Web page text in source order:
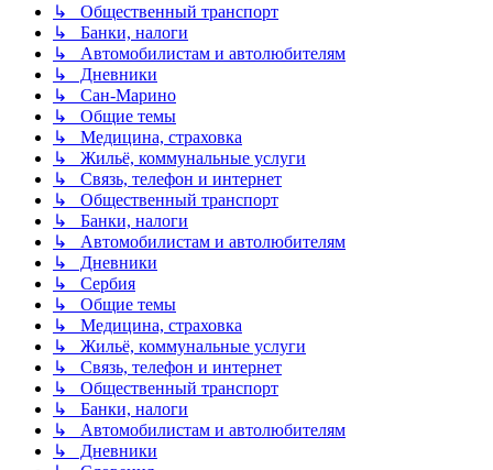
↳ Общественный транспорт
↳ Банки, налоги
↳ Автомобилистам и автолюбителям
↳ Дневники
↳ Сан-Марино
↳ Общие темы
↳ Медицина, страховка
↳ Жильё, коммунальные услуги
↳ Связь, телефон и интернет
↳ Общественный транспорт
↳ Банки, налоги
↳ Автомобилистам и автолюбителям
↳ Дневники
↳ Сербия
↳ Общие темы
↳ Медицина, страховка
↳ Жильё, коммунальные услуги
↳ Связь, телефон и интернет
↳ Общественный транспорт
↳ Банки, налоги
↳ Автомобилистам и автолюбителям
↳ Дневники